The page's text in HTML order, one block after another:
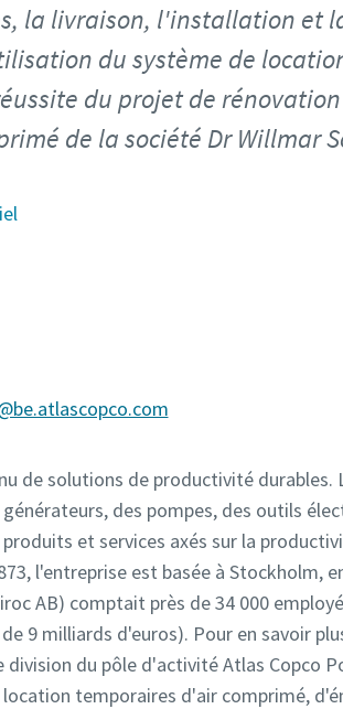
la livraison, l'installation et
du système de
du projet de
de la société Dr Willmar
de solutions de productivité durables.
des pompes, des outils
et services axés sur la
l'entreprise est basée à Stockholm,
AB) comptait près de 34 000
9 milliards d'euros). Pour en savoir
division du pôle d'activité Atlas Copco
temporaires d'air comprimé,